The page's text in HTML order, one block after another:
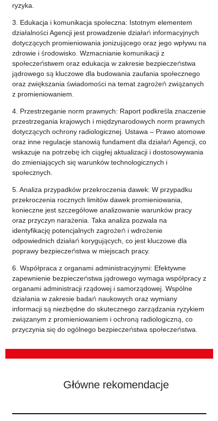
ryzyka.
3. Edukacja i komunikacja społeczna: Istotnym elementem
działalności Agencji jest prowadzenie działań informacyjnych
dotyczących promieniowania jonizującego oraz jego wpływu na
zdrowie i środowisko. Wzmacnianie komunikacji z
społeczeństwem oraz edukacja w zakresie bezpieczeństwa
jądrowego są kluczowe dla budowania zaufania społecznego
oraz zwiększania świadomości na temat zagrożeń związanych
z promieniowaniem.
4. Przestrzeganie norm prawnych: Raport podkreśla znaczenie
przestrzegania krajowych i międzynarodowych norm prawnych
dotyczących ochrony radiologicznej. Ustawa – Prawo atomowe
oraz inne regulacje stanowią fundament dla działań Agencji, co
wskazuje na potrzebę ich ciągłej aktualizacji i dostosowywania
do zmieniających się warunków technologicznych i
społecznych.
5. Analiza przypadków przekroczenia dawek: W przypadku
przekroczenia rocznych limitów dawek promieniowania,
konieczne jest szczegółowe analizowanie warunków pracy
oraz przyczyn narażenia. Taka analiza pozwala na
identyfikację potencjalnych zagrożeń i wdrożenie
odpowiednich działań korygujących, co jest kluczowe dla
poprawy bezpieczeństwa w miejscach pracy.
6. Współpraca z organami administracyjnymi: Efektywne
zapewnienie bezpieczeństwa jądrowego wymaga współpracy z
organami administracji rządowej i samorządowej. Wspólne
działania w zakresie badań naukowych oraz wymiany
informacji są niezbędne do skutecznego zarządzania ryzykiem
związanym z promieniowaniem i ochroną radiologiczną, co
przyczynia się do ogólnego bezpieczeństwa społeczeństwa.
Główne rekomendacje